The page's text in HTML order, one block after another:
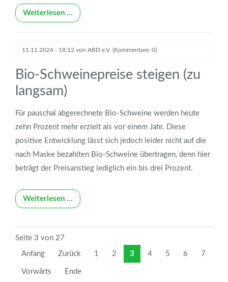
Weiterlesen …
11.11.2024 - 18:12 von ABD e.V. (Kommentare: 0)
Bio-Schweinepreise steigen (zu
langsam)
Für pauschal abgerechnete Bio-Schweine werden heute
zehn Prozent mehr erzielt als vor einem Jahr. Diese
positive Entwicklung lässt sich jedoch leider nicht auf die
nach Maske bezahlten Bio-Schweine übertragen, denn hier
beträgt der Preisanstieg lediglich ein bis drei Prozent.
Weiterlesen …
Seite 3 von 27
Anfang Zurück 1 2 3 4 5 6 7
Vorwärts Ende